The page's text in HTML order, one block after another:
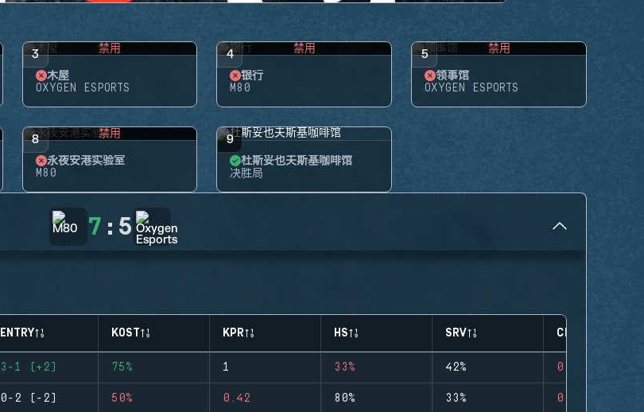
3 禁用
木屋
OXYGEN ESPORTS
4 禁用
银行
M80
5 禁用
领事馆
OXYGEN ESPORTS
8 禁用
永夜安港实验室
M80
9
杜斯妥也夫斯基咖啡馆
决胜局
7 : 5
ENTRY KOST KPR HS SRV CLUTCHES
3-1 (+2) 75% 1 33% 42% 0
0-2 (-2) 50% 0.42 80% 33% 0